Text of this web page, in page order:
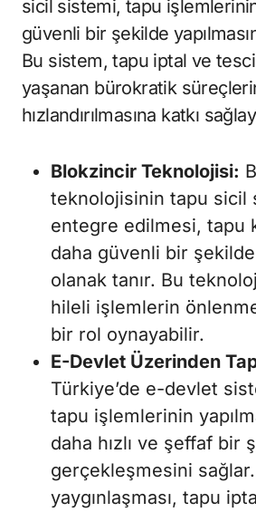
sicil sistemi, tapu işlemlerinin
güvenli bir şekilde
Bu sistem, tapu iptal ve
yaşanan bürokratik
hızlandırılmasına katkı
Blokzincir Teknolojisi:
teknolojisinin tapu sicil
entegre edilmesi, tapu
daha güvenli bir
olanak tanır. Bu
hileli işlemlerin
bir rol oynayabilir.
E-Devlet Üzerinden
Türkiye’de e-devlet
tapu işlemlerinin
daha hızlı ve şeffaf bir
gerçekleşmesini
yaygınlaşması, tapu